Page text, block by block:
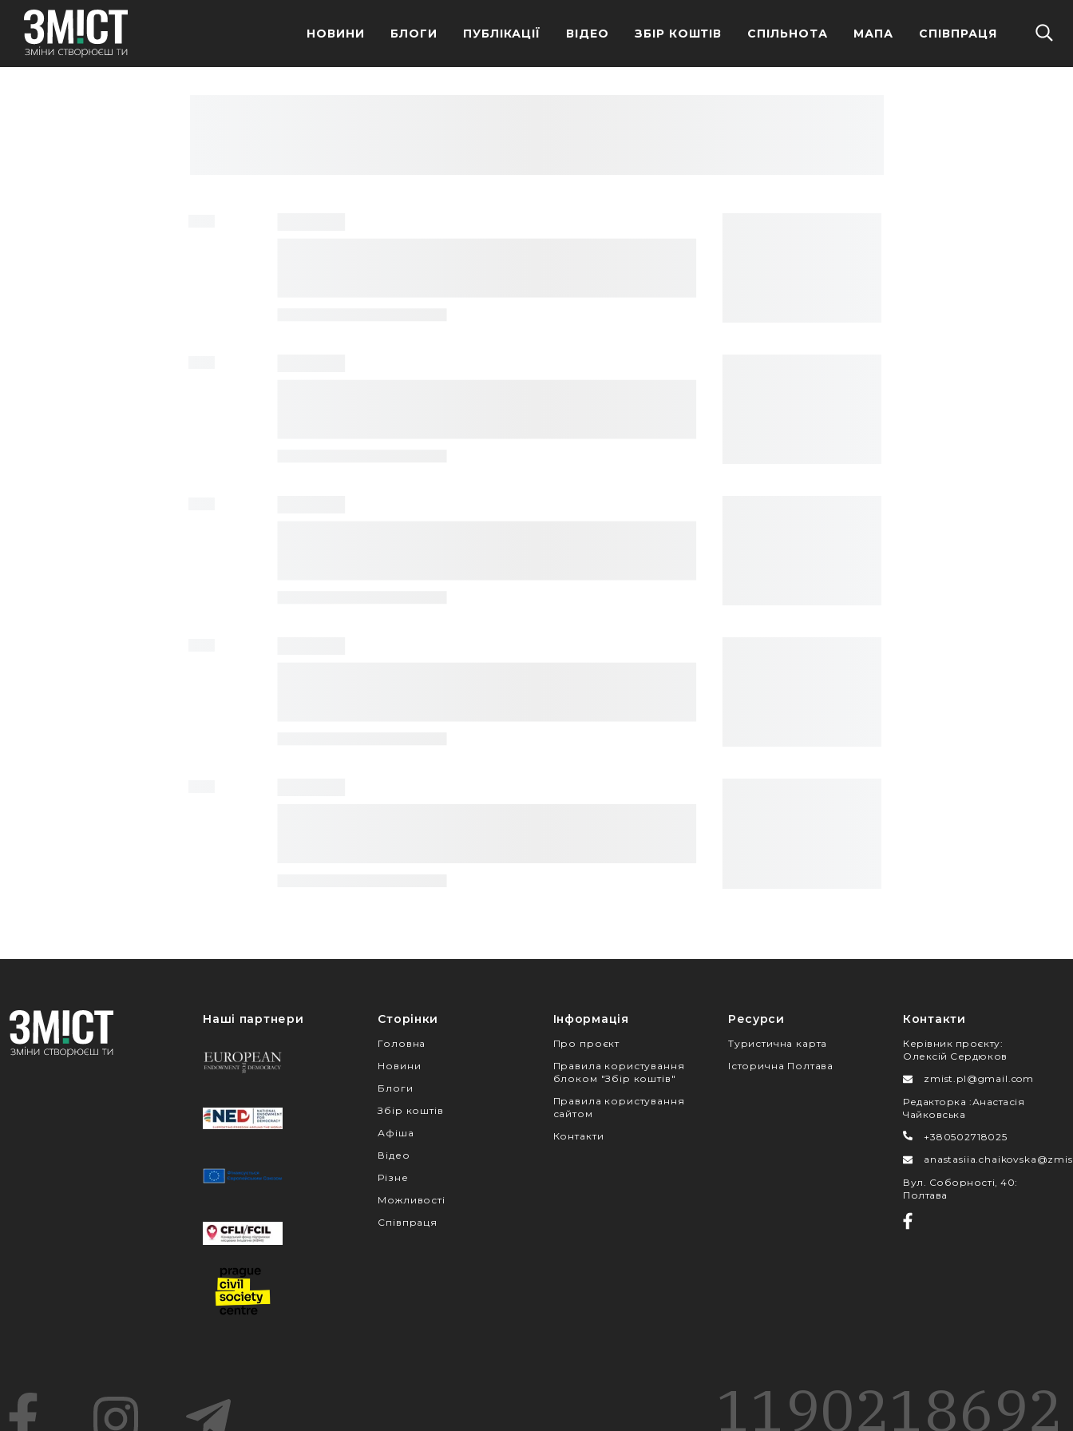
НОВИНИ БЛОГИ ПУБЛІКАЦІЇ ВІДЕО ЗБІР КОШТІВ СПІЛЬНОТА МАПА СПІВПРАЦЯ
Наші партнери Сторінки
Головна
Новини
Блоги
Збір коштів
Афіша
Відео
Різне
Можливості
Співпраця
Інформація
Про проєкт
Правила користування
блоком "Збір коштів"
Правила користування
сайтом
Контакти
Ресурси
Туристична карта
Історична Полтава
Контакти
Керівник проєкту:
Олексій Сердюков
zmist.pl@gmail.com
Редакторка :Анастасія
Чайковська
+380502718025
Вул. Соборності, 40:
Полтава
1190218692